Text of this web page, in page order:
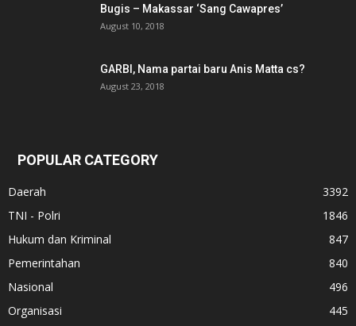
Bugis – Makassar ‘Sang Cawapres’
August 10, 2018
GARBI, Nama partai baru Anis Matta cs?
August 23, 2018
POPULAR CATEGORY
Daerah
3392
TNI - Polri
1846
Hukum dan Kriminal
847
Pemerintahan
840
Nasional
496
Organisasi
445